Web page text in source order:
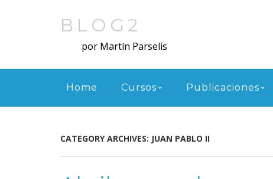
BLOG2
por Martín Parselis
Menu
Home Cursos Publicaciones
CATEGORY ARCHIVES: JUAN PABLO II